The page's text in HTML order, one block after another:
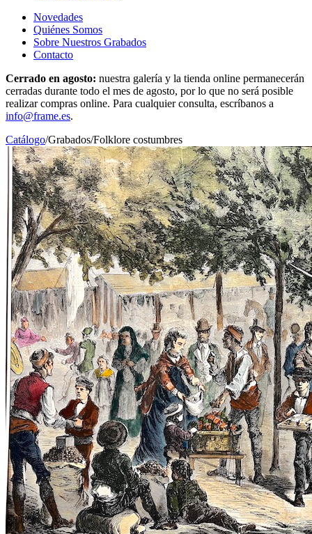
Novedades
Quiénes Somos
Sobre Nuestros Grabados
Contacto
Cerrado en agosto: nuestra galería y la tienda online permanecerán
cerradas durante todo el mes de agosto, por lo que no será posible
realizar compras online. Para cualquier consulta, escríbanos a
info@frame.es.
Catálogo/Grabados/Folklore costumbres